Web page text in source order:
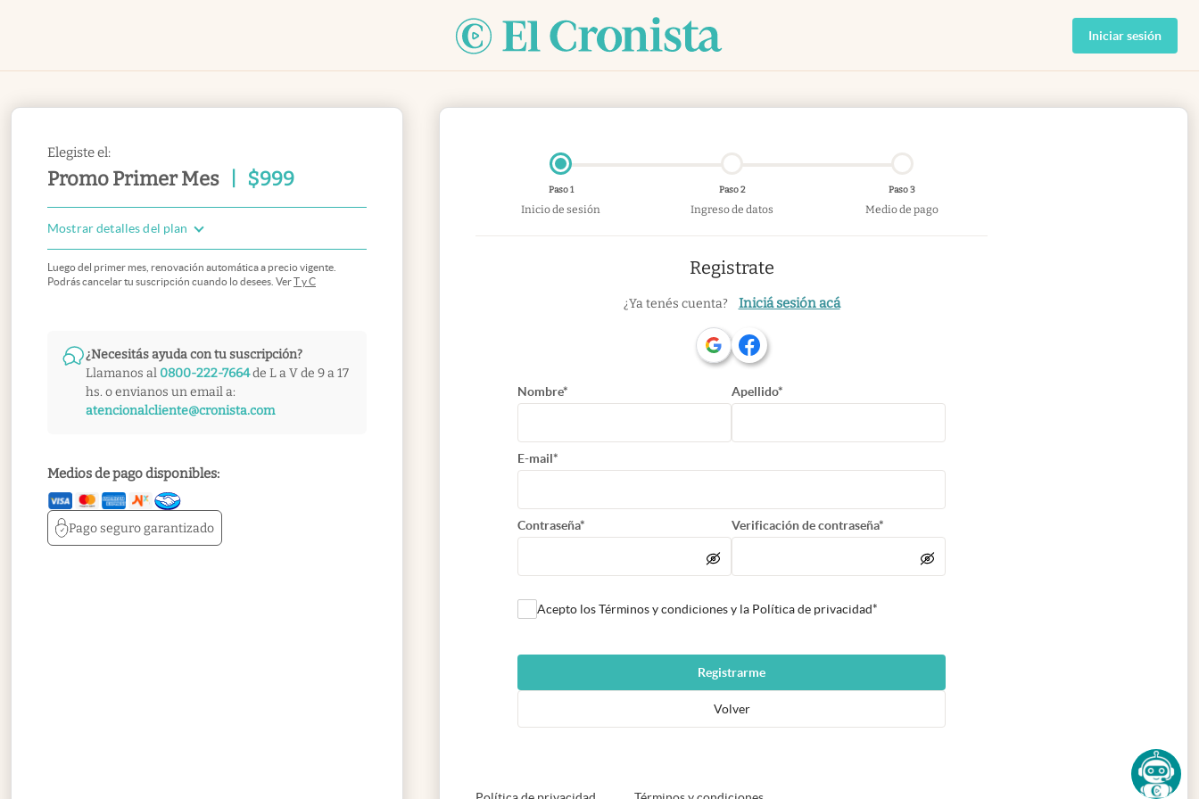
Iniciar sesión
Elegiste el:
Promo Primer Mes $999
Mostrar detalles del plan
Luego del primer mes, renovación automática a precio vigente.
Podrás cancelar tu suscripción cuando lo desees. VerT y C
¿Necesitás ayuda con tu suscripción?
Llamanos al 0800-222-7664de L a V de 9 a 17
hs. o envianos un email a:
atencionalcliente@cronista.com
Medios de pago disponibles:
Pago segurogarantizado
Paso 1
Inicio de sesión
Paso 2
Ingreso de datos
Paso 3
Medio de pago
Registrate
¿Ya tenés cuenta? Iniciá sesión acá
Nombre* Apellido*
E-mail*
Contraseña* Verificación de contraseña*
Acepto los Términos y condiciones y la Política de privacidad*
Registrarme
Volver